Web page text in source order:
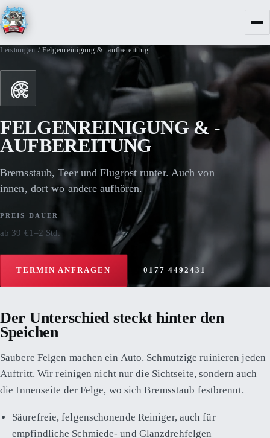
Leistungen / Felgenreinigung & -aufbereitung
FELGENREINIGUNG & -
AUFBEREITUNG
Bremsstaub, Teer und Flugrost runter. Auch von
innen, dort wo andere aufhören.
PREIS
ab 39 €
DAUER
1–2 Std.
TERMIN ANFRAGEN 0177 4492431
Der Unterschied steckt hinter den
Speichen
Saubere Felgen machen ein Auto. Schmutzige ruinieren jeden
Auftritt. Wir reinigen nicht nur die Sichtseite, sondern auch
die Innenseite der Felge, wo sich Bremsstaub festbrennt.
Säurefreie, felgenschonende Reiniger, auch für
empfindliche Schmiede- und Glanzdrehfelgen